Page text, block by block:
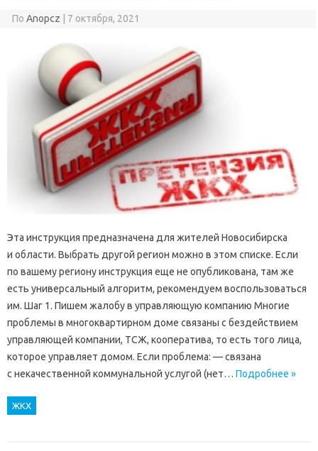
По Anopcz 7 октября, 2021
Эта инструкция предназначена для жителей Новосибирска
и области. Выбрать другой регион можно в этом списке. Если
по вашему региону инструкция еще не опубликована, там же
есть универсальный алгоритм, рекомендуем воспользоваться
им. Шаг 1. Пишем жалобу в управляющую компанию Многие
проблемы в многоквартирном доме связаны с бездействием
управляющей компании, ТСЖ, кооператива, то есть того лица,
которое управляет домом. Если проблема: — связана
с некачественной коммунальной услугой (нет… Подробнее »
ЖКХ